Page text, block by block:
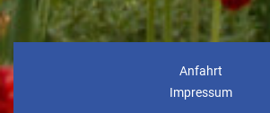
Anfahrt
Impressum